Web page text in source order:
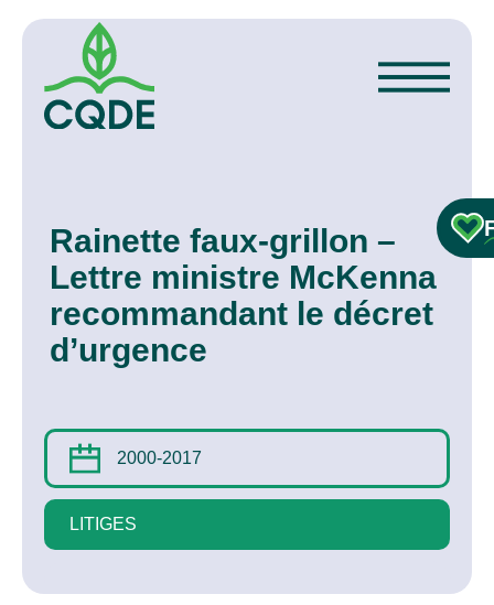
Rainette faux-grillon –
Lettre ministre McKenna
recommandant le décret
d’urgence
2000-2017
LITIGES